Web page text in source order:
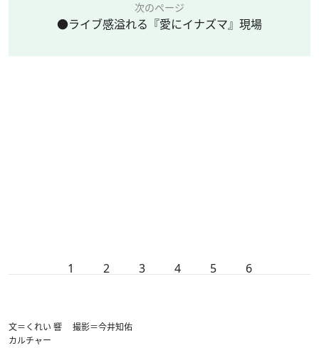
次のページ
●ライブ感溢れる『愛にイナズマ』現場
1 2 3 4 5 6
文＝くれい 響 撮影＝今井知佑
カルチャー